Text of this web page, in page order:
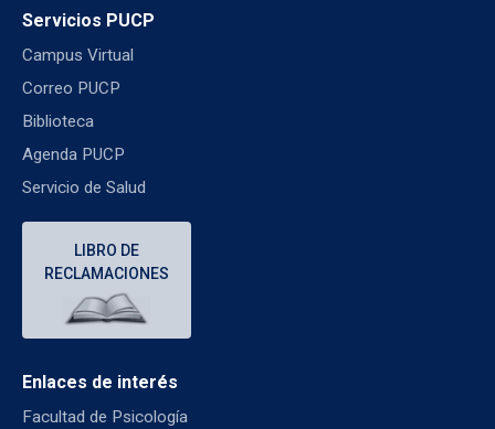
Servicios PUCP
Campus Virtual
Correo PUCP
Biblioteca
Agenda PUCP
Servicio de Salud
LIBRO DE
RECLAMACIONES
Enlaces de interés
Facultad de Psicología